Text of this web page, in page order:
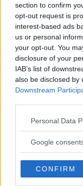
section to confirm
opt-out request is
interest-based ads
us or personal
your opt-out. You
disclosure of your
IAB’s list of
also be disclosed by
Downstream
Please note that
not limited to your
use your data for
consent section.
Personal Data
Google
CONFIRM